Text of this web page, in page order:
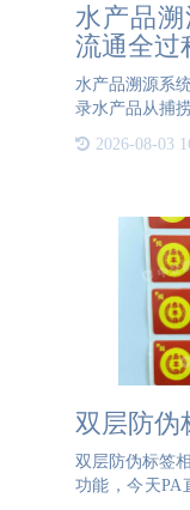
水产品
流通全过
水产品溯源系
录水产品从捕
一批水产品建
2026-08-03
双层防伪
双层防伪标签
功能，今天PA